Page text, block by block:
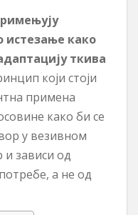
истезање како
ткива
који стоји
примена
како би се
у везивном
и зависи од
а не од